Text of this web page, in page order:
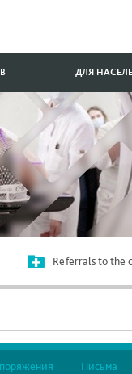
ДЛЯ
Referrals to the
Письма